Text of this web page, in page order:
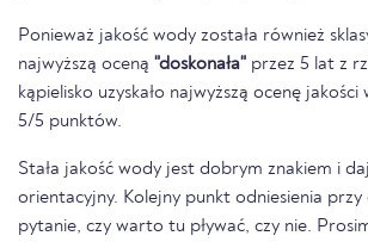
Ponieważ jakość wody została również
najwyższą oceną "doskonała" przez 5 lat z
kąpielisko uzyskało najwyższą ocenę
5/5 punktów.
Stała jakość wody jest dobrym znakiem i
orientacyjny. Kolejny punkt odniesienia
pytanie, czy warto tu pływać, czy nie.